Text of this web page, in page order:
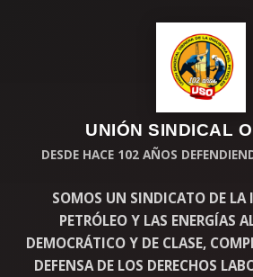
UNIÓN SINDICAL
DESDE HACE 102 AÑOS
SOMOS UN SINDICATO DE LA
PETRÓLEO Y LAS ENERGÍAS
DEMOCRÁTICO Y DE CLASE,
DEFENSA DE LOS DERECHOS